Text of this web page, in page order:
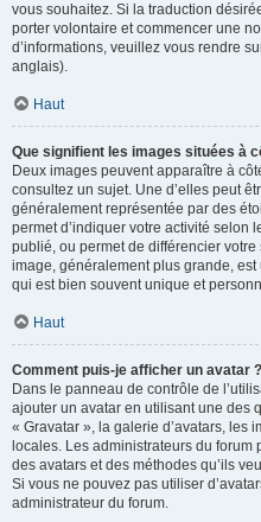
vous souhaitez. Si la traduction
porter volontaire et commencer une
d’informations, veuillez vous rendre
anglais).
Haut
Que signifient les images situées à
Deux images peuvent apparaître à
consultez un sujet. Une d’elles peut
généralement représentée par des
permet d’indiquer votre activité selon
publié, ou permet de différencier votre
image, généralement plus grande,
qui est bien souvent unique et
Haut
Comment puis-je afficher un avatar ?
Dans le panneau de contrôle de
ajouter un avatar en utilisant une des
« Gravatar », la galerie d’avatars, les
locales. Les administrateurs du
des avatars et des méthodes qu’ils
Si vous ne pouvez pas utiliser
administrateur du forum.